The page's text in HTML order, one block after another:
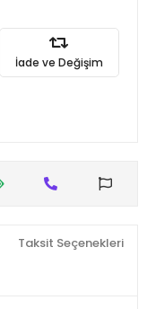
İade ve Değişim
Taksit Seçenekleri